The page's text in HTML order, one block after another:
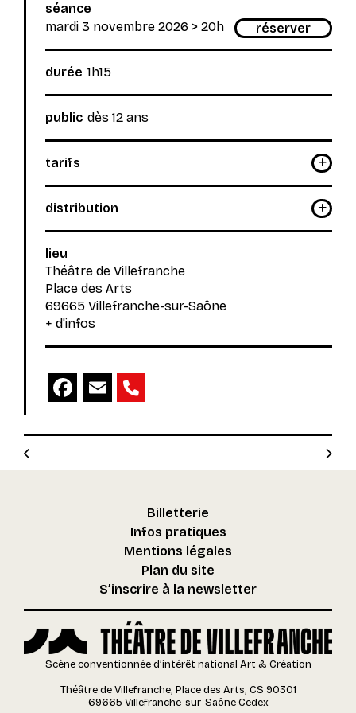
séance
mardi 3 novembre 2026 > 20h réserver
durée 1h15
public dès 12 ans
tarifs
distribution
lieu
Théâtre de Villefranche
Place des Arts
69665 Villefranche-sur-Saône
+ d'infos
Billetterie
Infos pratiques
Mentions légales
Plan du site
S’inscrire à la newsletter
Scène conventionnée d’intérêt national Art & Création
Théâtre de Villefranche, Place des Arts, CS 90301
69665 Villefranche-sur-Saône Cedex